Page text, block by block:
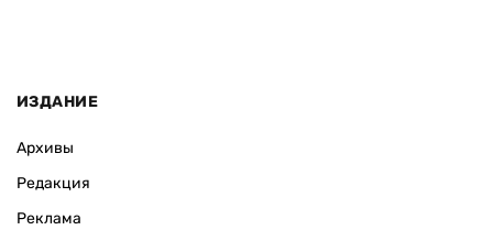
ИЗДАНИЕ
Архивы
Редакция
Реклама